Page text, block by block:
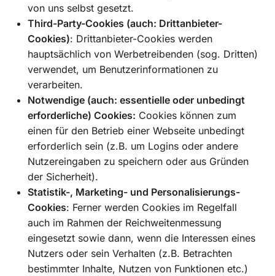
von uns selbst gesetzt.
Third-Party-Cookies (auch: Drittanbieter-
Cookies): Drittanbieter-Cookies werden
hauptsächlich von Werbetreibenden (sog. Dritten)
verwendet, um Benutzerinformationen zu
verarbeiten.
Notwendige (auch: essentielle oder unbedingt
erforderliche) Cookies: Cookies können zum
einen für den Betrieb einer Webseite unbedingt
erforderlich sein (z.B. um Logins oder andere
Nutzereingaben zu speichern oder aus Gründen
der Sicherheit).
Statistik-, Marketing- und Personalisierungs-
Cookies: Ferner werden Cookies im Regelfall
auch im Rahmen der Reichweitenmessung
eingesetzt sowie dann, wenn die Interessen eines
Nutzers oder sein Verhalten (z.B. Betrachten
bestimmter Inhalte, Nutzen von Funktionen etc.)